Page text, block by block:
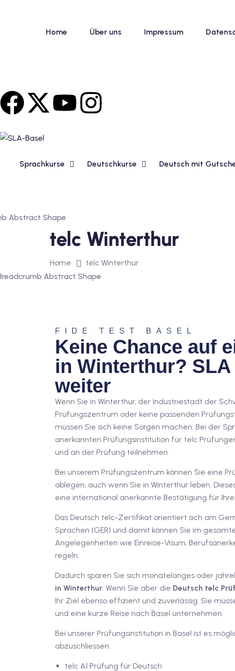
Home Über uns Impressum
Sprachkurse Deutschkurse Deutsch mit
telc Winterthur
Home telc Winterthur
FIDE TEST BASEL
Keine Chance auf
in Winterthur?
weiter
Wenn Sie in Winterthur, der Industriestadt der
Prüfungszentrum oder keine passenden
müssen Sie sich keine Sorgen machen. Bei der
anerkannten Prüfungsinstitution für telc
und an der Prüfung teilnehmen.
Bei unserem Prüfungszentrum können Sie eine
ablegen, auch wenn Sie in Winterthur leben.
eine international anerkannte Bestätigung für Ihre
Das Deutsch telc-Zertifikat orientiert sich am
Sprachen (GER) und damit können Sie im
Angelegenheiten wie Einreise-Visum,
regeln.
Dadurch sparen Sie sich monatelanges oder
in Winterthur. Wenn Sie aber die Deutsch telc
Ihr Ziel ebenso effizient und zuverlässig. Sie
und eine kurze Reise nach Basel unternehmen.
Bei unserer Prüfungsinstitution in Basel ist es
abzuschliessen:
telc A1 Prüfung für Deutsch